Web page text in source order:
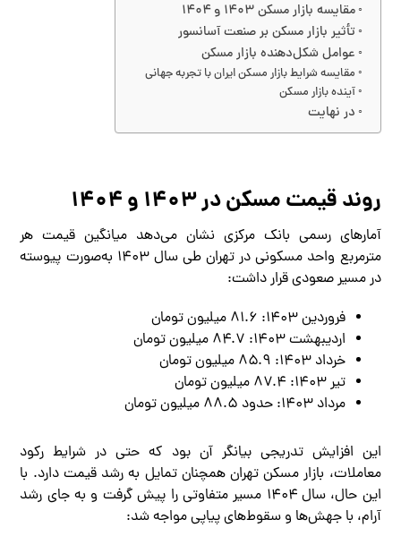
مقایسه بازار مسکن ۱۴۰۳ و ۱۴۰۴
تأثیر بازار مسکن بر صنعت آسانسور
عوامل شکل‌دهنده بازار مسکن
مقایسه شرایط بازار مسکن ایران با تجربه جهانی
آینده بازار مسکن
در نهایت
روند قیمت مسکن در ۱۴۰۳ و ۱۴۰۴
آمارهای رسمی بانک مرکزی نشان می‌دهد میانگین قیمت هر
مترمربع واحد مسکونی در تهران طی سال ۱۴۰۳ به‌صورت پیوسته
در مسیر صعودی قرار داشت:
فروردین ۱۴۰۳: ۸۱.۶ میلیون تومان
اردیبهشت ۱۴۰۳: ۸۴.۷ میلیون تومان
خرداد ۱۴۰۳: ۸۵.۹ میلیون تومان
تیر ۱۴۰۳: ۸۷.۴ میلیون تومان
مرداد ۱۴۰۳: حدود ۸۸.۵ میلیون تومان
این افزایش تدریجی بیانگر آن بود که حتی در شرایط رکود
معاملات، بازار مسکن تهران همچنان تمایل به رشد قیمت دارد. با
این حال، سال ۱۴۰۴ مسیر متفاوتی را پیش گرفت و به جای رشد
آرام، با جهش‌ها و سقوط‌های پیاپی مواجه شد: